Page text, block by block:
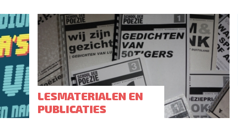
LESMATERIALEN EN
PUBLICATIES